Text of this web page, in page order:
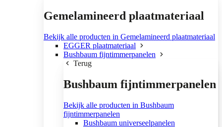
Gemelamineerd plaatmateriaal
Bekijk alle producten in Gemelamineerd plaatmateriaal
EGGER plaatmateriaal
Bushbaum fijntimmerpanelen
Terug
Bushbaum fijntimmerpanelen
Bekijk alle producten in Bushbaum
fijntimmerpanelen
Bushbaum universeelpanelen